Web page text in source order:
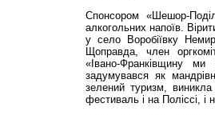
Спонсором «Шешор-
алкогольних напоїв.
у село Воробіївку
Щоправда, член
«Івано-Франківщину
задумувався як
зелений туризм, виникла
фестиваль і на Поліссі, і